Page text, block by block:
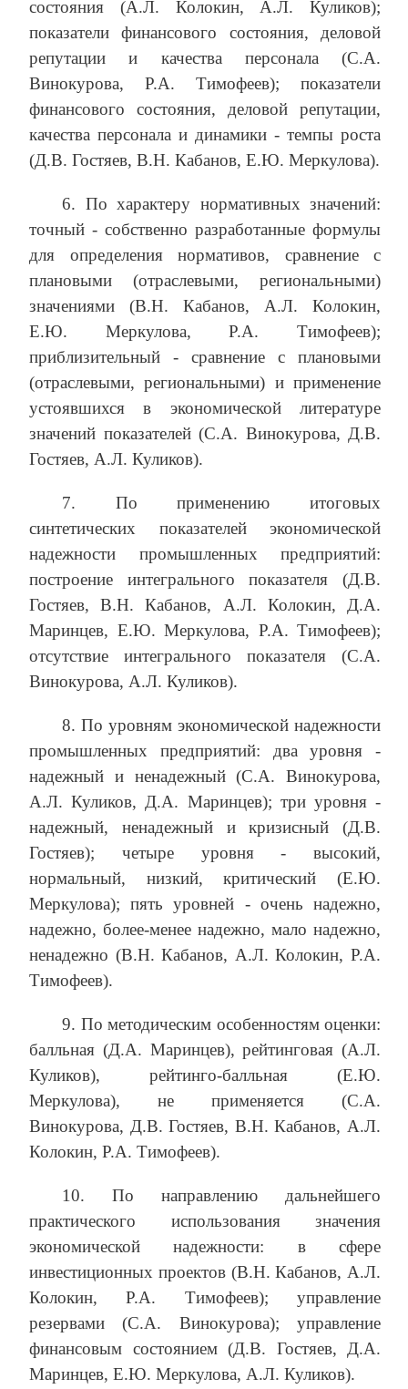
состояния (А.Л. Колокин, А.Л. Куликов);
показатели финансового состояния, деловой
репутации и качества персонала (С.А.
Винокурова, Р.А. Тимофеев); показатели
финансового состояния, деловой репутации,
качества персонала и динамики - темпы роста
(Д.В. Гостяев, В.Н. Кабанов, Е.Ю. Меркулова).
6. По характеру нормативных значений:
точный - собственно разработанные формулы
для определения нормативов, сравнение с
плановыми (отраслевыми, региональными)
значениями (В.Н. Кабанов, А.Л. Колокин,
Е.Ю. Меркулова, Р.А. Тимофеев);
приблизительный - сравнение с плановыми
(отраслевыми, региональными) и применение
устоявшихся в экономической литературе
значений показателей (С.А. Винокурова, Д.В.
Гостяев, А.Л. Куликов).
7. По применению итоговых
синтетических показателей экономической
надежности промышленных предприятий:
построение интегрального показателя (Д.В.
Гостяев, В.Н. Кабанов, А.Л. Колокин, Д.А.
Маринцев, Е.Ю. Меркулова, Р.А. Тимофеев);
отсутствие интегрального показателя (С.А.
Винокурова, А.Л. Куликов).
8. По уровням экономической надежности
промышленных предприятий: два уровня -
надежный и ненадежный (С.А. Винокурова,
А.Л. Куликов, Д.А. Маринцев); три уровня -
надежный, ненадежный и кризисный (Д.В.
Гостяев); четыре уровня - высокий,
нормальный, низкий, критический (Е.Ю.
Меркулова); пять уровней - очень надежно,
надежно, более-менее надежно, мало надежно,
ненадежно (В.Н. Кабанов, А.Л. Колокин, Р.А.
Тимофеев).
9. По методическим особенностям оценки:
балльная (Д.А. Маринцев), рейтинговая (А.Л.
Куликов), рейтинго-балльная (Е.Ю.
Меркулова), не применяется (С.А.
Винокурова, Д.В. Гостяев, В.Н. Кабанов, А.Л.
Колокин, Р.А. Тимофеев).
10. По направлению дальнейшего
практического использования значения
экономической надежности: в сфере
инвестиционных проектов (В.Н. Кабанов, А.Л.
Колокин, Р.А. Тимофеев); управление
резервами (С.А. Винокурова); управление
финансовым состоянием (Д.В. Гостяев, Д.А.
Маринцев, Е.Ю. Меркулова, А.Л. Куликов).